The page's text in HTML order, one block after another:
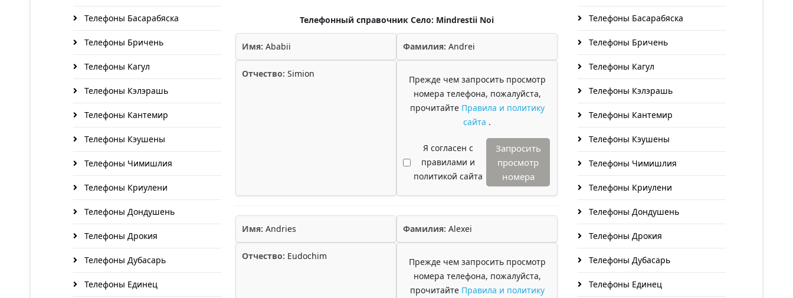
Телефоны Басарабяска
Телефоны Бричень
Телефоны Кагул
Телефоны Кэлэрашь
Телефоны Кантемир
Телефоны Кэушены
Телефоны Чимишлия
Телефоны Криулени
Телефоны Дондушень
Телефоны Дрокия
Телефоны Дубасарь
Телефоны Единец
Телефонный справочник Село: Mindrestii Noi
Имя: Ababii Фамилия: Andrei
Отчество: Simion
Прежде чем запросить просмотр
номера телефона, пожалуйста,
прочитайте Правила и политику
сайта .
Я согласен с
правилами и
политикой сайта
Запросить
просмотр
номера
Имя: Andries Фамилия: Alexei
Отчество: Eudochim
Прежде чем запросить просмотр
номера телефона, пожалуйста,
прочитайте Правила и политику
Телефоны Басарабяска
Телефоны Бричень
Телефоны Кагул
Телефоны Кэлэрашь
Телефоны Кантемир
Телефоны Кэушены
Телефоны Чимишлия
Телефоны Криулени
Телефоны Дондушень
Телефоны Дрокия
Телефоны Дубасарь
Телефоны Единец